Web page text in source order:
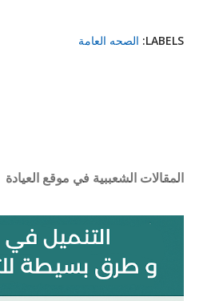
LABELS: الصحه العامة
المقالات الشعببية في موقع العيادة